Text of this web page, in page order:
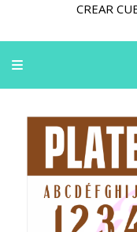
CREAR